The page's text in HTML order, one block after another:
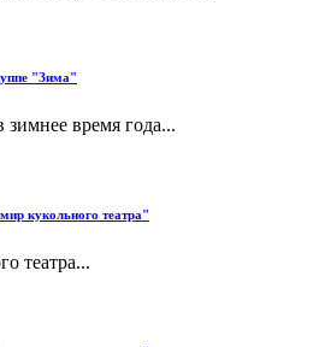
"Зима"
время года...
кукольного театра"
театра...